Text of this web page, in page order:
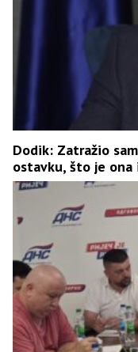
Dodik: Zatražio
ostavku, što je